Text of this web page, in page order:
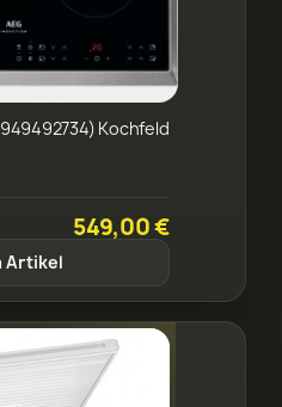
Kochfeld
549,00 €
Artikel